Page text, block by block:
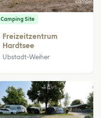
Camping Site
Freizeitzentrum
Hardtsee
Ubstadt-Weiher